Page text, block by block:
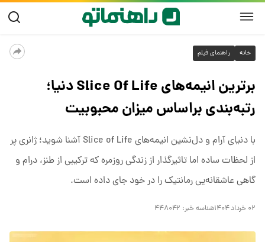
خانه راهنمای فیلم
برترین انیمه‌های Slice Of Life دنیا؛
رتبه‌بندی براساس میزان محبوبیت
با دنیای آرام و دل‌نشین انیمه‌های Slice of Life آشنا شوید؛ ژانری پر
از لحظات ساده اما تاثیرگذار از زندگی روزمره که ترکیبی از طنز، درام و
گاهی عاشقانه‌یی رمانتیک را در خود جای داده است.
۰۲ خرداد ۱۴۰۴ شناسه خبر: ۴۴۸۰۴۲